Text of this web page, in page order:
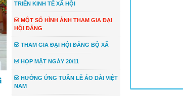
TRIỂN KINH TẾ XÃ HỘI
MỘT SỐ HÌNH ẢNH THAM GIA ĐẠI
HỘI ĐẢNG
THAM GIA ĐẠI HỘI ĐẢNG BỘ XÃ
HỌP MẶT NGÀY 20/11
HƯỞNG ỨNG TUẦN LỄ ÁO DÀI VIỆT
NAM